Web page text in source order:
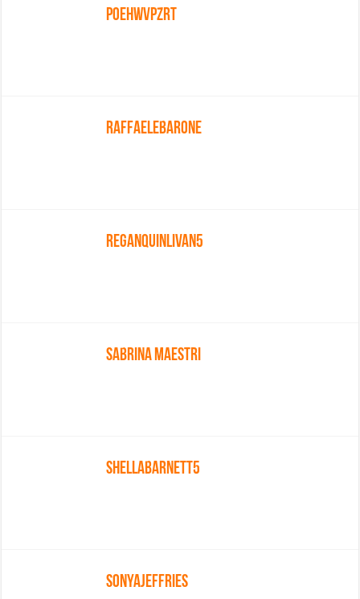
Poehwvpzrt
Raffaelebarone
Reganquinlivan5
Sabrina Maestri
Shellabarnett5
Sonyajeffries